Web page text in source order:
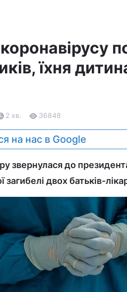
їхня
2 хв. 36848
на нас в Google
звернулася до
двох батьків-